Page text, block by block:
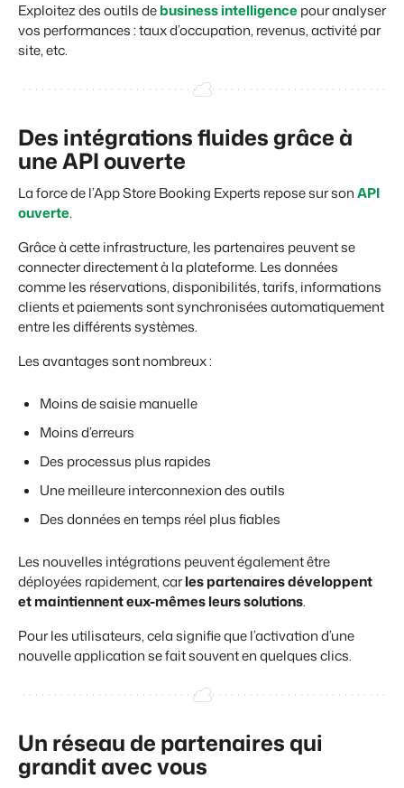
Exploitez des outils debusiness intelligencepour analyser
vos performances : taux d’occupation, revenus, activité par
site, etc.
Des intégrations fluides grâce à
une API ouverte
La force de l’App Store Booking Experts repose sur sonAPI
ouverte.
Grâce à cette infrastructure, les partenaires peuvent se
connecter directement à la plateforme. Les données
comme les réservations, disponibilités, tarifs, informations
clients et paiements sont synchronisées automatiquement
entre les différents systèmes.
Les avantages sont nombreux :
Moins de saisie manuelle
Moins d’erreurs
Des processus plus rapides
Une meilleure interconnexion des outils
Des données en temps réel plus fiables
Les nouvelles intégrations peuvent également être
déployées rapidement, carles partenaires développent
et maintiennent eux-mêmes leurs solutions.
Pour les utilisateurs, cela signifie que l’activation d’une
nouvelle application se fait souvent en quelques clics.
Un réseau de partenaires qui
grandit avec vous